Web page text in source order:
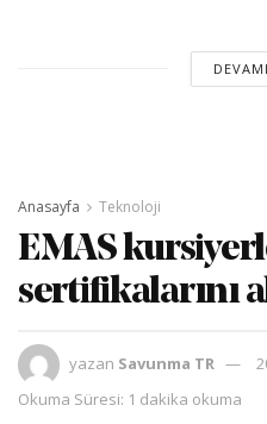
Anasayfa Teknoloji
EMAS
sertifikalarını
yazan Savunma TR
Okuma Süresi: 1 dakika okuma